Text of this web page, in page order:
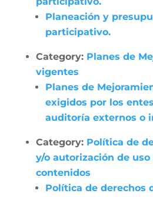
Planeación y
participativo.
Category: Planes de
vigentes
Planes de
exigidos por los
auditoría externos o
Category: Política de
y/o autorización de uso
contenidos
Política de derechos